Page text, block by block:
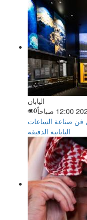
اليابان
0
فن صناعة الساعات
اليابانية الدقيقة